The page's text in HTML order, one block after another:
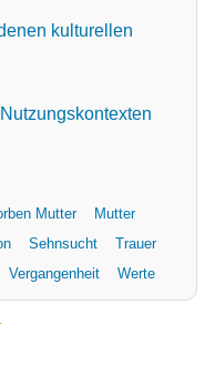
kulturellen
Mutter
Mutter
Sehnsucht
Trauer
Vergangenheit Werte